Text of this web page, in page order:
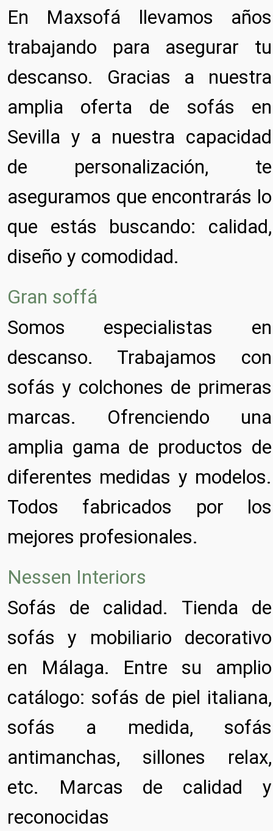
En Maxsofá llevamos años
trabajando para asegurar tu
descanso. Gracias a nuestra
amplia oferta de sofás en
Sevilla y a nuestra capacidad
de personalización, te
aseguramos que encontrarás lo
que estás buscando: calidad,
diseño y comodidad.
Gran soffá
Somos especialistas en
descanso. Trabajamos con
sofás y colchones de primeras
marcas. Ofrenciendo una
amplia gama de productos de
diferentes medidas y modelos.
Todos fabricados por los
mejores profesionales.
Nessen Interiors
Sofás de calidad. Tienda de
sofás y mobiliario decorativo
en Málaga. Entre su amplio
catálogo: sofás de piel italiana,
sofás a medida, sofás
antimanchas, sillones relax,
etc. Marcas de calidad y
reconocidas